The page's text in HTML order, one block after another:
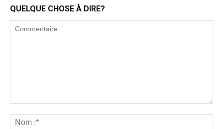
QUELQUE CHOSE À DIRE?